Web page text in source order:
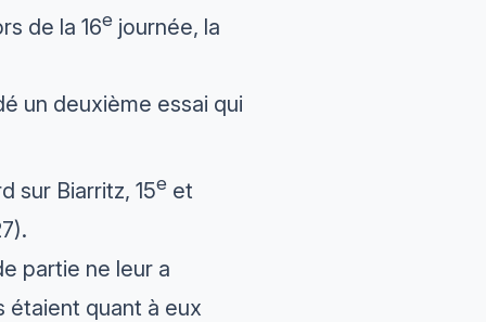
de la 16e journée, la
un deuxième essai qui
sur Biarritz, 15e et
partie ne leur a
étaient quant à eux